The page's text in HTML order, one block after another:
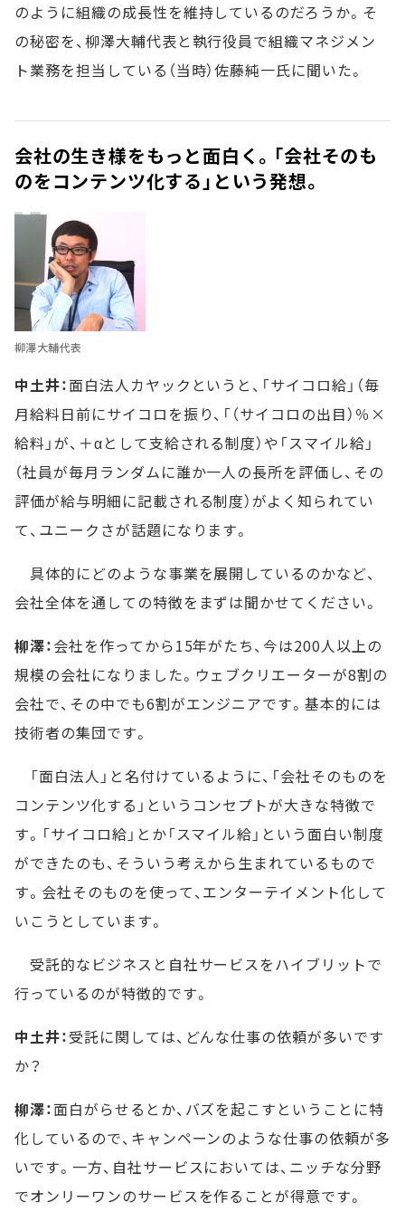
のように組織の成長性を維持しているのだろうか。そ
の秘密を、柳澤大輔代表と執行役員で組織マネジメン
ト業務を担当している（当時）佐藤純一氏に聞いた。
会社の生き様をもっと面白く。「会社そのも
のをコンテンツ化する」という発想。
柳澤大輔代表
中土井：面白法人カヤックというと、「サイコロ給」（毎
月給料日前にサイコロを振り、「（サイコロの出目）％×
給料」が、＋αとして支給される制度）や「スマイル給」
（社員が毎月ランダムに誰か一人の長所を評価し、その
評価が給与明細に記載される制度）がよく知られてい
て、ユニークさが話題になります。
具体的にどのような事業を展開しているのかなど、
会社全体を通しての特徴をまずは聞かせてください。
柳澤：会社を作ってから15年がたち、今は200人以上の
規模の会社になりました。ウェブクリエーターが8割の
会社で、その中でも6割がエンジニアです。基本的には
技術者の集団です。
「面白法人」と名付けているように、「会社そのものを
コンテンツ化する」というコンセプトが大きな特徴で
す。「サイコロ給」とか「スマイル給」という面白い制度
ができたのも、そういう考えから生まれているもので
す。会社そのものを使って、エンターテイメント化して
いこうとしています。
受託的なビジネスと自社サービスをハイブリットで
行っているのが特徴的です。
中土井：受託に関しては、どんな仕事の依頼が多いです
か？
柳澤：面白がらせるとか、バズを起こすということに特
化しているので、キャンペーンのような仕事の依頼が多
いです。一方、自社サービスにおいては、ニッチな分野
でオンリーワンのサービスを作ることが得意です。